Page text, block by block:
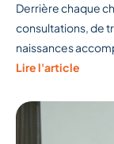
Derrière chaque
consultations, de
naissances
Lire l'article